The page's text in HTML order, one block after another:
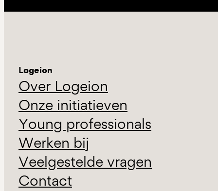
Logeion
Over Logeion
Onze initiatieven
Young professionals
Werken bij
Veelgestelde vragen
Contact